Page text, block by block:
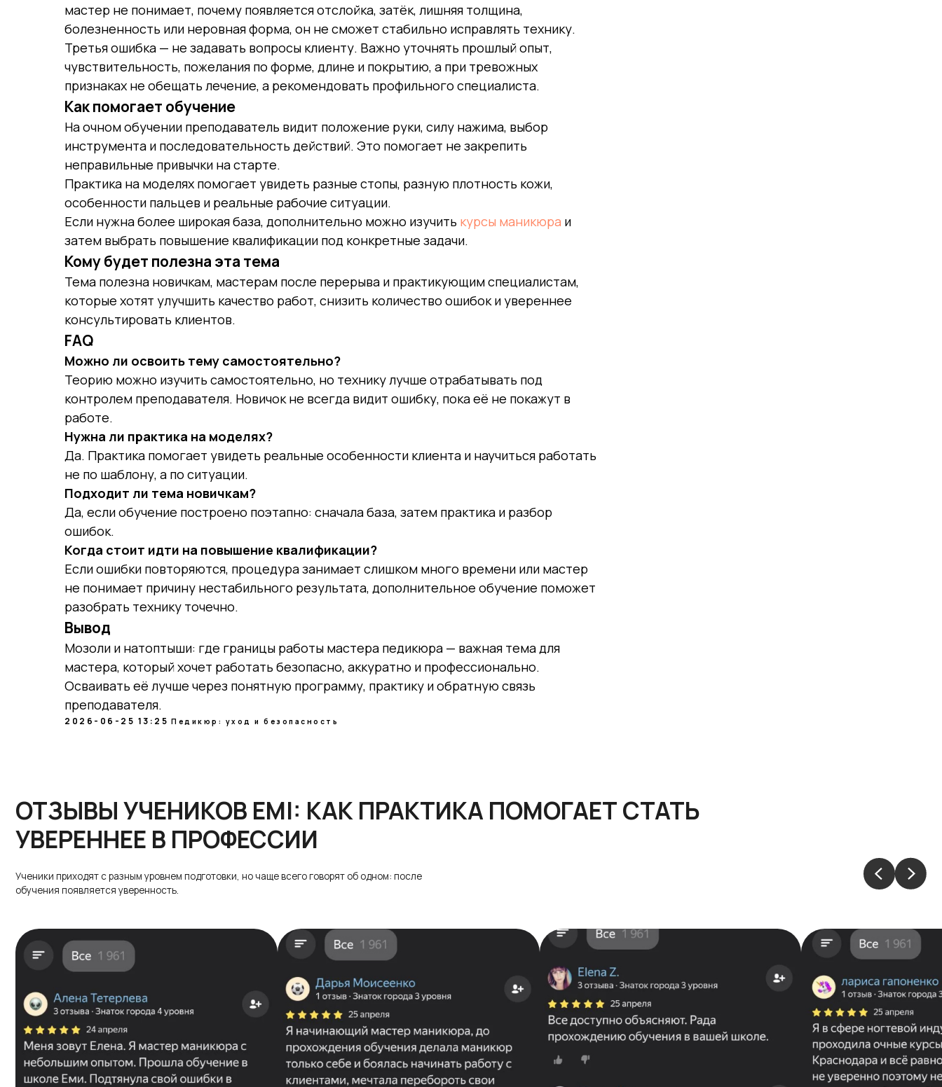
мастер не понимает, почему появляется отслойка, затёк, лишняя толщина,
болезненность или неровная форма, он не сможет стабильно исправлять технику.
Третья ошибка — не задавать вопросы клиенту. Важно уточнять прошлый опыт,
чувствительность, пожелания по форме, длине и покрытию, а при тревожных
признаках не обещать лечение, а рекомендовать профильного специалиста.
Как помогает обучение
На очном обучении преподаватель видит положение руки, силу нажима, выбор
инструмента и последовательность действий. Это помогает не закрепить
неправильные привычки на старте.
Практика на моделях помогает увидеть разные стопы, разную плотность кожи,
особенности пальцев и реальные рабочие ситуации.
Если нужна более широкая база, дополнительно можно изучить курсы маникюра и
затем выбрать повышение квалификации под конкретные задачи.
Кому будет полезна эта тема
Тема полезна новичкам, мастерам после перерыва и практикующим специалистам,
которые хотят улучшить качество работ, снизить количество ошибок и увереннее
консультировать клиентов.
FAQ
Можно ли освоить тему самостоятельно?
Теорию можно изучить самостоятельно, но технику лучше отрабатывать под
контролем преподавателя. Новичок не всегда видит ошибку, пока её не покажут в
работе.
Нужна ли практика на моделях?
Да. Практика помогает увидеть реальные особенности клиента и научиться работать
не по шаблону, а по ситуации.
Подходит ли тема новичкам?
Да, если обучение построено поэтапно: сначала база, затем практика и разбор
ошибок.
Когда стоит идти на повышение квалификации?
Если ошибки повторяются, процедура занимает слишком много времени или мастер
не понимает причину нестабильного результата, дополнительное обучение поможет
разобрать технику точечно.
Вывод
Мозоли и натоптыши: где границы работы мастера педикюра — важная тема для
мастера, который хочет работать безопасно, аккуратно и профессионально.
Осваивать её лучше через понятную программу, практику и обратную связь
преподавателя.
2026-06-25 13:25 Педикюр: уход и безопасность
ОТЗЫВЫ УЧЕНИКОВ EMI: КАК ПРАКТИКА ПОМОГАЕТ СТАТЬ
УВЕРЕННЕЕ В ПРОФЕССИИ
Ученики приходят с разным уровнем подготовки, но чаще всего говорят об одном: после
обучения появляется уверенность.